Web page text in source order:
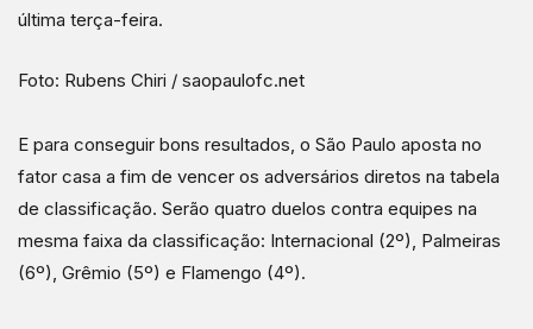
última terça-feira.
Foto: Rubens Chiri / saopaulofc.net
E para conseguir bons resultados, o São Paulo aposta no
fator casa a fim de vencer os adversários diretos na tabela
de classificação. Serão quatro duelos contra equipes na
mesma faixa da classificação: Internacional (2º), Palmeiras
(6º), Grêmio (5º) e Flamengo (4º).